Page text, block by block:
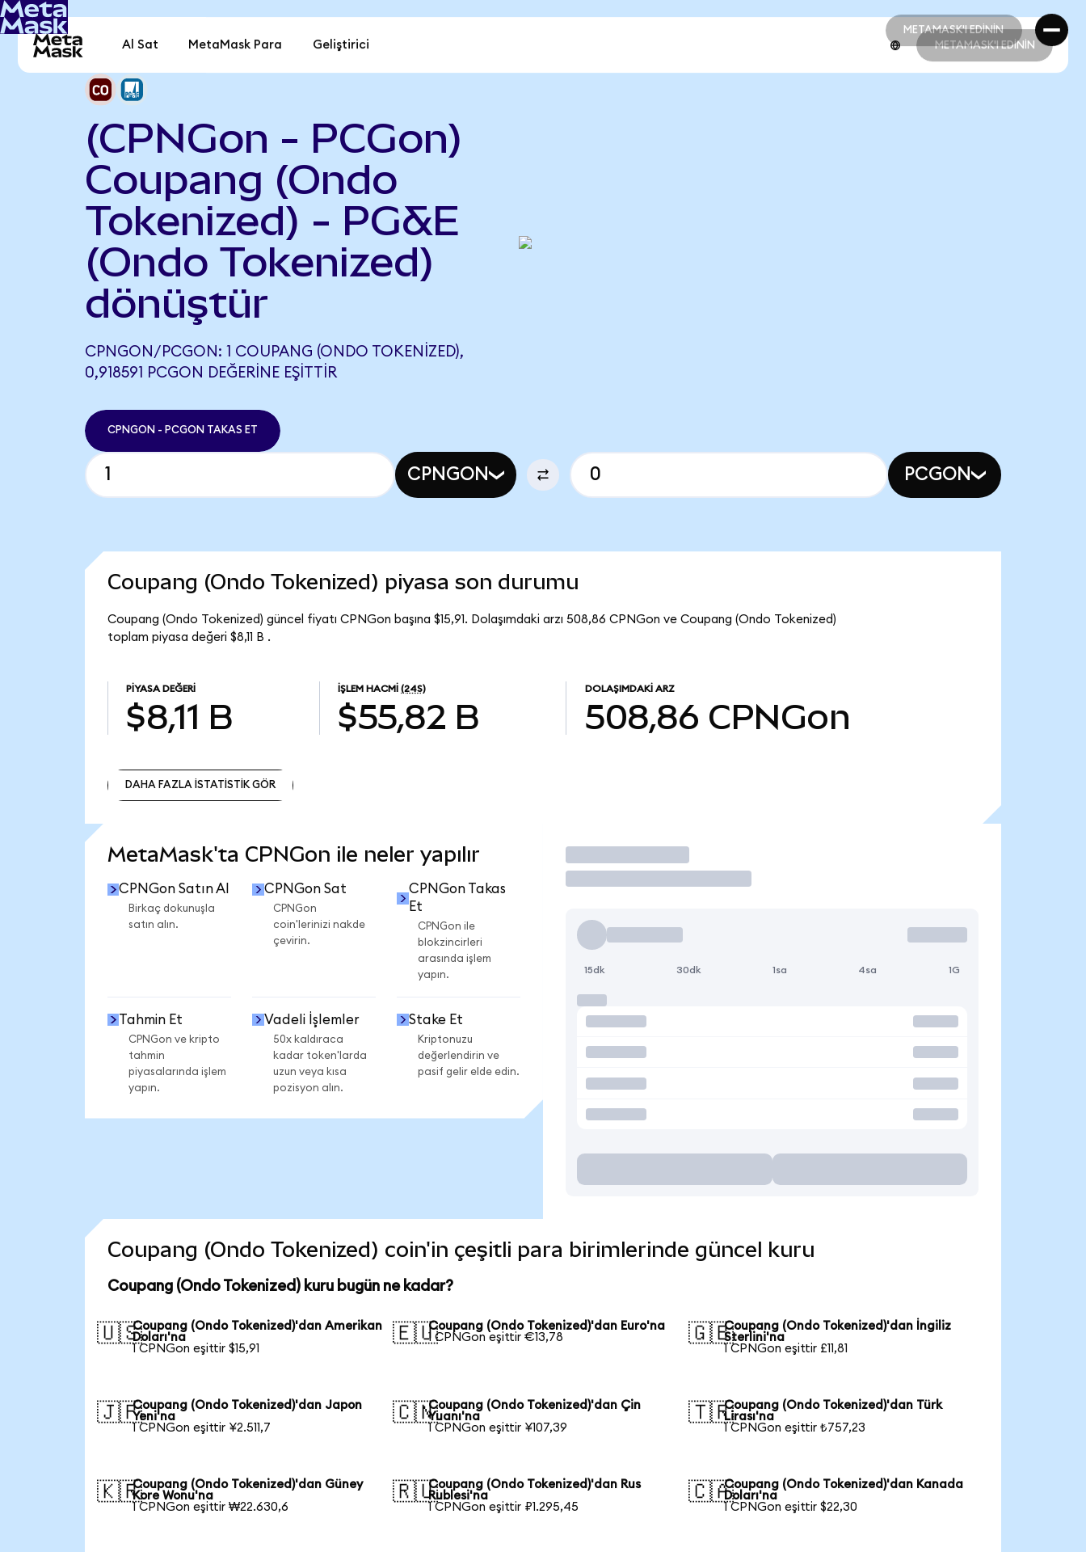
METAMASK'I EDİNİN
METAMASK'I EDİNİN
Al Sat MetaMask Para Geliştirici METAMASK'I EDİNİN
(CPNGon - PCGon)
Coupang (Ondo
Tokenized) - PG&E
(Ondo Tokenized)
dönüştür
CPNGON/PCGON: 1 COUPANG (ONDO TOKENIZED),
0,918591 PCGON DEĞERINE EŞITTIR
CPNGON - PCGON TAKAS ET
CPNGON PCGON
Coupang (Ondo Tokenized) piyasa son durumu
Coupang (Ondo Tokenized) güncel fiyatı CPNGon başına $15,91. Dolaşımdaki arzı 508,86 CPNGon ve Coupang (Ondo Tokenized)
toplam piyasa değeri $8,11 B .
PIYASA DEĞERI
$8,11 B
İŞLEM HACMI (24S)
$55,82 B
DOLAŞIMDAKI ARZ
508,86 CPNGon
DAHA FAZLA İSTATİSTİK GÖR
MetaMask'ta CPNGon ile neler yapılır
CPNGon Satın Al
Birkaç dokunuşla
satın alın.
CPNGon Sat
CPNGon
coin'lerinizi nakde
çevirin.
CPNGon Takas
Et
CPNGon ile
blokzincirleri
arasında işlem
yapın.
Tahmin Et
CPNGon ve kripto
tahmin
piyasalarında işlem
yapın.
Vadeli İşlemler
50x kaldıraca
kadar token'larda
uzun veya kısa
pozisyon alın.
Stake Et
Kriptonuzu
değerlendirin ve
pasif gelir elde edin.
İşlem Yap
15dk 30dk 1sa 4sa 1G
Coupang (Ondo Tokenized) coin'in çeşitli para birimlerinde güncel kuru
Coupang (Ondo Tokenized) kuru bugün ne kadar?
🇺🇸Coupang (Ondo Tokenized)'dan Amerikan
Doları'na
1 CPNGon eşittir $15,91
🇪🇺Coupang (Ondo Tokenized)'dan Euro'na
1 CPNGon eşittir €13,78
🇬🇧Coupang (Ondo Tokenized)'dan İngiliz
Sterlini'na
1 CPNGon eşittir £11,81
🇯🇵Coupang (Ondo Tokenized)'dan Japon
Yeni'na
1 CPNGon eşittir ¥2.511,7
🇨🇳Coupang (Ondo Tokenized)'dan Çin
Yuanı'na
1 CPNGon eşittir ¥107,39
🇹🇷Coupang (Ondo Tokenized)'dan Türk
Lirası'na
1 CPNGon eşittir ₺757,23
🇰🇷Coupang (Ondo Tokenized)'dan Güney
Kore Wonu'na
1 CPNGon eşittir ₩22.630,6
🇷🇺Coupang (Ondo Tokenized)'dan Rus
Rublesi'na
1 CPNGon eşittir ₽1.295,45
🇨🇦Coupang (Ondo Tokenized)'dan Kanada
Doları'na
1 CPNGon eşittir $22,30